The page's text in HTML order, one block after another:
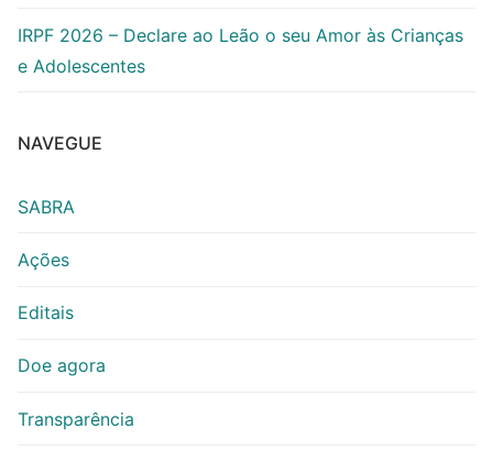
IRPF 2026 – Declare ao Leão o seu Amor às Crianças
e Adolescentes
NAVEGUE
SABRA
Ações
Editais
Doe agora
Transparência